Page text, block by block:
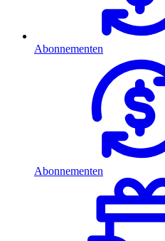
Abonnementen
Abonnementen